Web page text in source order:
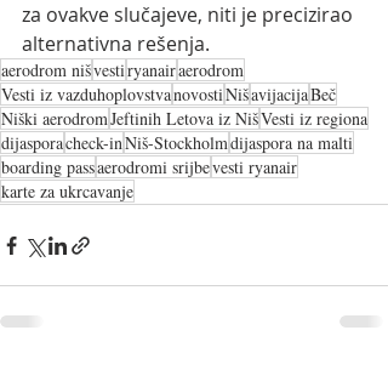
za ovakve slučajeve, niti je precizirao
alternativna rešenja.
aerodrom nišvestiryanairaerodrom
Vesti iz vazduhoplovstvanovostiNišavijacijaBeč
Niški aerodromJeftinih Letova iz NišVesti iz regiona
dijasporacheck-inNiš-Stockholmdijaspora na malti
boarding passaerodromi srijbevesti ryanair
karte za ukrcavanje